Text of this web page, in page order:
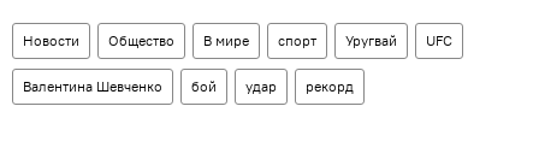
Новости Общество В мире спорт Уругвай UFC
Валентина Шевченко бой удар рекорд